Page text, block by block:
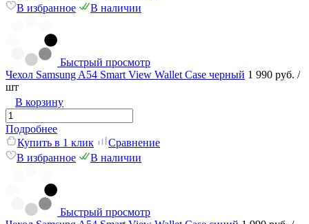
В избранное
В наличии
Быстрый просмотр
Чехол Samsung A54 Smart View Wallet Case черный 1 990 руб. /
шт
В корзину
Подробнее
Купить в 1 клик
Сравнение
В избранное
В наличии
Быстрый просмотр